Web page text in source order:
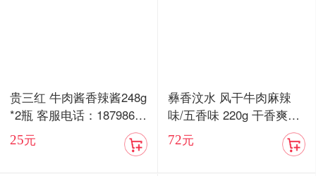
贵三红 牛肉酱香辣酱248g
*2瓶 客服电话：18798676
577
25元
彝香汶水 风干牛肉麻辣
味/五香味 220g 干香爽口
嚼劲十足
72元